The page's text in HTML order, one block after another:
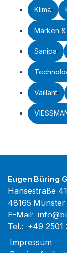
Klima
Marken
Sanipa
Vaillant
Eugen Büring
Hansestraße 41
48165 Münster
E-Mail:
Tel.: +49 2501
Impressum